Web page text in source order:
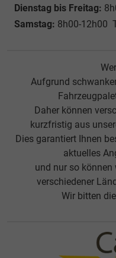
Dienstag bis Freitag:
Samstag: 8h00-12h00
Aufgrund
Daher können
kurzfristig aus
Dies garantiert Ihnen
aktuelles
und nur so
verschiedener
Wir bitten